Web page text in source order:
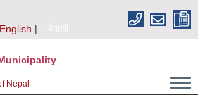
English
नेपाली
Nepal